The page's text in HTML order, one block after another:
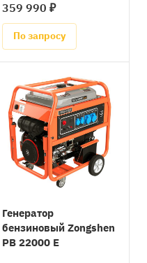
359 990 ₽
По запросу
Генератор
бензиновый Zongshen
PB 22000 E